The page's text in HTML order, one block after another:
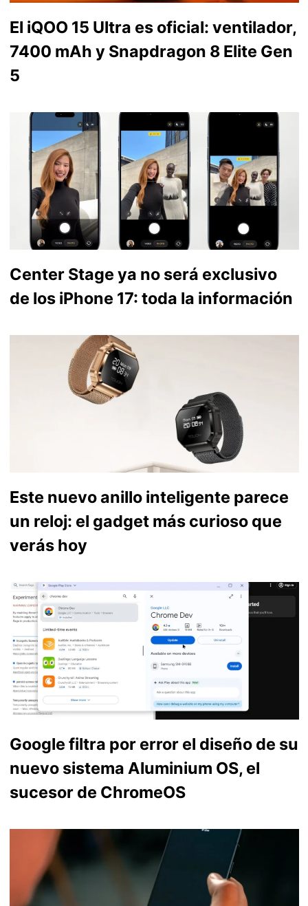
El iQOO 15 Ultra es oficial: ventilador,
7400 mAh y Snapdragon 8 Elite Gen
5
Center Stage ya no será exclusivo
de los iPhone 17: toda la información
Este nuevo anillo inteligente parece
un reloj: el gadget más curioso que
verás hoy
Google filtra por error el diseño de su
nuevo sistema Aluminium OS, el
sucesor de ChromeOS